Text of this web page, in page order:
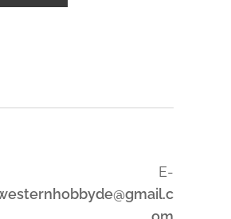
E-